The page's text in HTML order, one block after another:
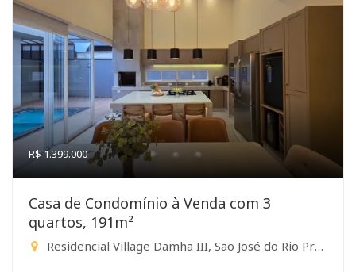
R$ 1.399.000
Casa de Condomínio à Venda com 3
quartos, 191m²
Residencial Village Damha III, São José do Rio Preto-SP